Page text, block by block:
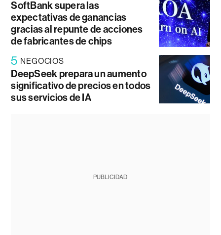
SoftBank supera las
expectativas de ganancias
gracias al repunte de acciones
de fabricantes de chips
5 NEGOCIOS
DeepSeek prepara un aumento
significativo de precios en todos
sus servicios de IA
PUBLICIDAD